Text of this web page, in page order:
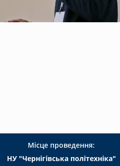
Місце проведення:
НУ "Чернігівська політехніка"